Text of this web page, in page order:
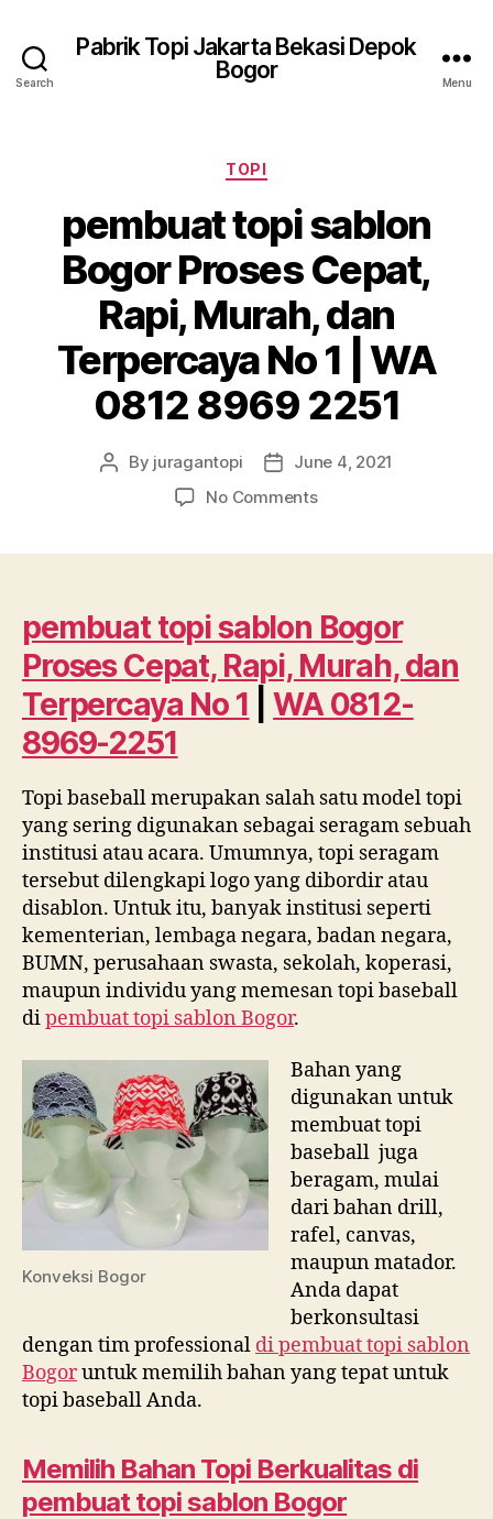
Search
Pabrik Topi Jakarta Bekasi Depok
Bogor
Menu
Categories
TOPI
pembuat topi sablon
Bogor Proses Cepat,
Rapi, Murah, dan
Terpercaya No 1 | WA
0812 8969 2251
Post
By juragantopi
PostJune 4, 2021
No Commentson
Proses
Cepat,
Rapi,
Murah,
dan
|
WA
0812
8969
2251
pembuat topi sablon Bogor
Proses Cepat, Rapi, Murah, dan
Terpercaya No 1 |WA 0812-
8969-2251
Topi baseball merupakan salah satu model topi
yang sering digunakan sebagai seragam sebuah
institusi atau acara. Umumnya, topi seragam
tersebut dilengkapi logo yang dibordir atau
disablon. Untuk itu, banyak institusi seperti
kementerian, lembaga negara, badan negara,
BUMN, perusahaan swasta, sekolah, koperasi,
maupun individu yang memesan topi baseball
dipembuat topi sablon Bogor.
Konveksi Bogor
Bahan yang
digunakan untuk
membuat topi
baseball juga
beragam, mulai
dari bahan drill,
rafel, canvas,
maupun matador.
Anda dapat
berkonsultasi
dengan tim professional dipembuat topi sablon
Bogoruntuk memilih bahan yang tepat untuk
topi baseball Anda.
Memilih Bahan Topi Berkualitas di
pembuat topi sablon Bogor